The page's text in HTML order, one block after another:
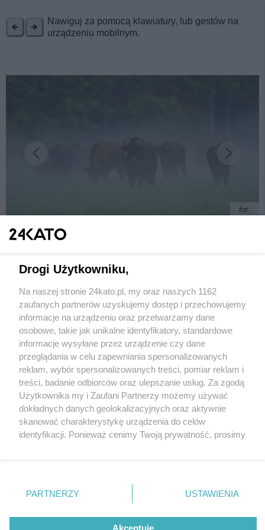
Nawiguj za pomocą klawiatury, lub gestów na
urządzeniu mobilnym.
fot:
odwiedzić w Podlaskiem.
Białowieża
Wróć do artykułu:
Wakacje bliżej natury? Oto 5 miejsc, które warto
odwiedzić w Podlaskiem.
Wydawca mediów lokalnych
Nie zapomnij
zapoznać się z:
polityką prywatności regulamin korzystania z portali
Twojemiasto
Piekary Śląskie
Chorzów
Tarnowskie Góry
Gliwice
Skontakuj sięz nami
Kontakt
Wydawca
Redakcja
Drogi Użytkowniku,
Na naszej stronie 24kato.pl, my oraz naszych 1162
zaufanych partnerów uzyskujemy dostęp i przechowujemy
informacje na urządzeniu oraz przetwarzamy dane
osobowe, takie jak unikalne identyfikatory, standardowe
informacje wysyłane przez urządzenie czy dane
przeglądania w celu zapewniania spersonalizowanych
reklam, wybór spersonalizowanych treści, pomiar reklam i
treści, badanie odbiorców oraz ulepszanie usług. Za zgodą
Użytkownika my i Zaufani Partnerzy możemy używać
dokładnych danych geolokalizacyjnych oraz aktywnie
skanować charakterystykę urządzenia do celów
identyfikacji. Ponieważ cenimy Twoją prywatność, prosimy
prywatności znajdujący się w lewym dolnym rogu strony
. Niektóre rodzaje przetwarzania danych nie wymagają
zgody użytkownika, ale masz prawo sprzeciwić się
takiemu przetwarzaniu. Preferencje będą miały
PARTNERZY USTAWIENIA
Akceptuję